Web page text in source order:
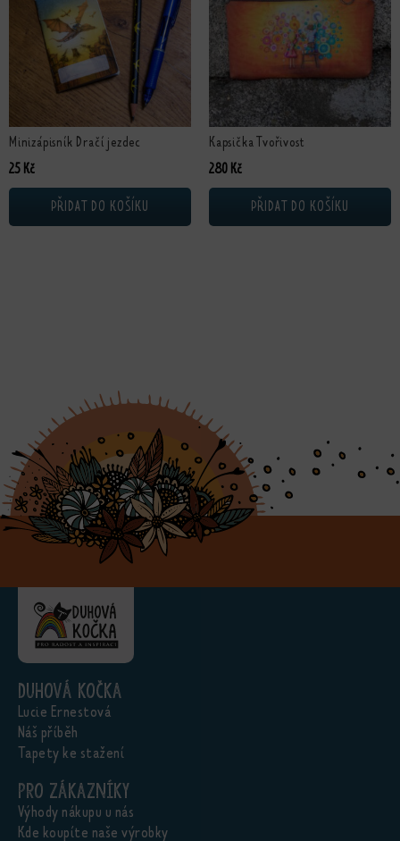
Minizápisník Dračí jezdec
25 Kč
PŘIDAT DO KOŠÍKU
Kapsička Tvořivost
280 Kč
PŘIDAT DO KOŠÍKU
Duhová kočka
Lucie Ernestová
Náš příběh
Tapety ke stažení
Pro zákazníky
Výhody nákupu u nás
Kde koupíte naše výrobky